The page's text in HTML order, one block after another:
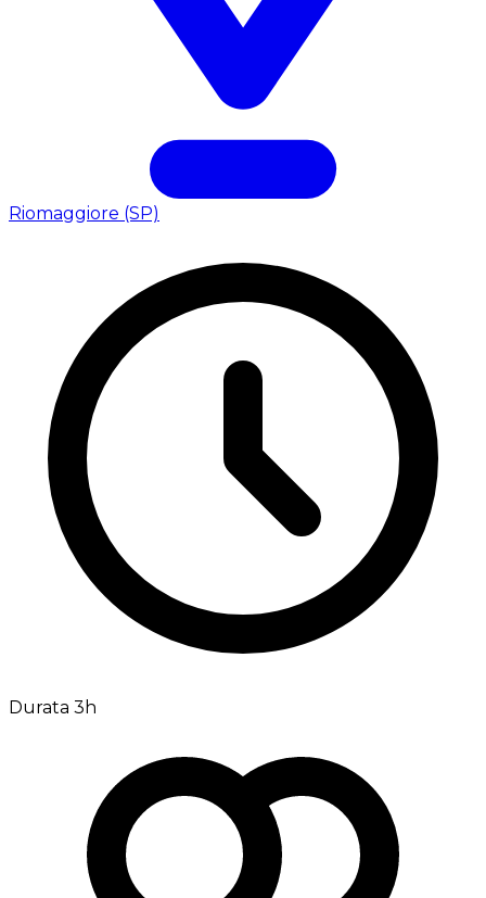
Riomaggiore (SP)
Durata 3h